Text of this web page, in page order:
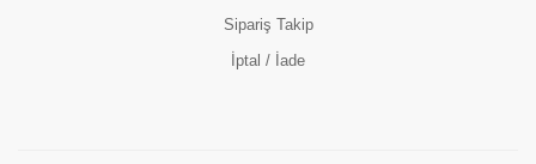
Sipariş Takip
İptal / İade